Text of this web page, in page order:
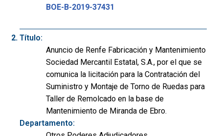
BOE-B-2019-37431
Título:
Anuncio de Renfe Fabricación y Mantenimiento
Sociedad Mercantil Estatal, S.A., por el que se
comunica la licitación para la Contratación del
Suministro y Montaje de Torno de Ruedas para
Taller de Remolcado en la base de
Mantenimiento de Miranda de Ebro.
Departamento: